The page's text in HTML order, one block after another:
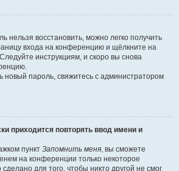
нельзя восстановить, можно легко получить
входа на конференцию и щёлкните на
инструкциям, и скоро вы снова
новый пароль, свяжитесь с администратором
приходится повторять ввод имени и
пункт Запомнить меня, вы сможете
на конференции только некоторое
для того, чтобы никто другой не смог